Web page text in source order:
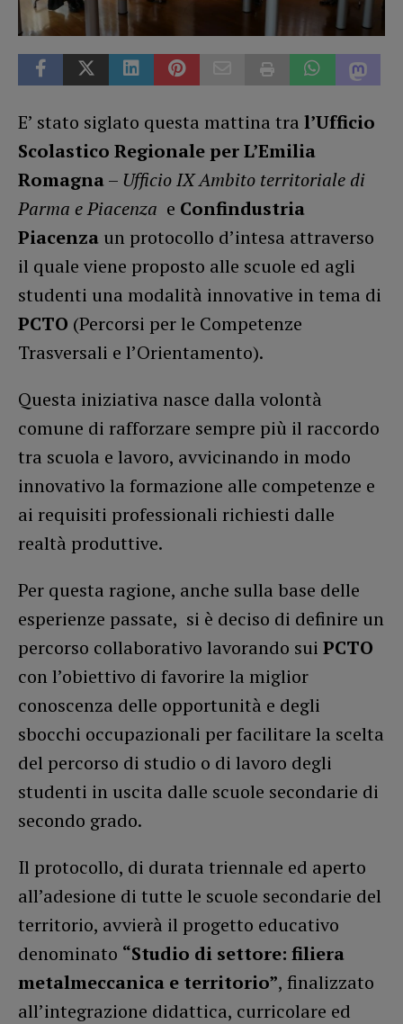
E’ stato siglato questa mattina tra l’Ufficio
Scolastico Regionale per L’Emilia
Romagna– Ufficio IX Ambito territoriale di
Parma e Piacenza e Confindustria
Piacenza un protocollo d’intesa attraverso
il quale viene proposto alle scuole ed agli
studenti una modalità innovative in tema di
PCTO (Percorsi per le Competenze
Trasversali e l’Orientamento).
Questa iniziativa nasce dalla volontà
comune di rafforzare sempre più il raccordo
tra scuola e lavoro, avvicinando in modo
innovativo la formazione alle competenze e
ai requisiti professionali richiesti dalle
realtà produttive.
Per questa ragione, anche sulla base delle
esperienze passate, si è deciso di definire un
percorso collaborativo lavorando sui PCTO
con l’obiettivo di favorire la miglior
conoscenza delle opportunità e degli
sbocchi occupazionali per facilitare la scelta
del percorso di studio o di lavoro degli
studenti in uscita dalle scuole secondarie di
secondo grado.
Il protocollo, di durata triennale ed aperto
all’adesione di tutte le scuole secondarie del
territorio, avvierà il progetto educativo
denominato “Studio di settore: filiera
metalmeccanica e territorio”, finalizzato
all’integrazione didattica, curricolare ed